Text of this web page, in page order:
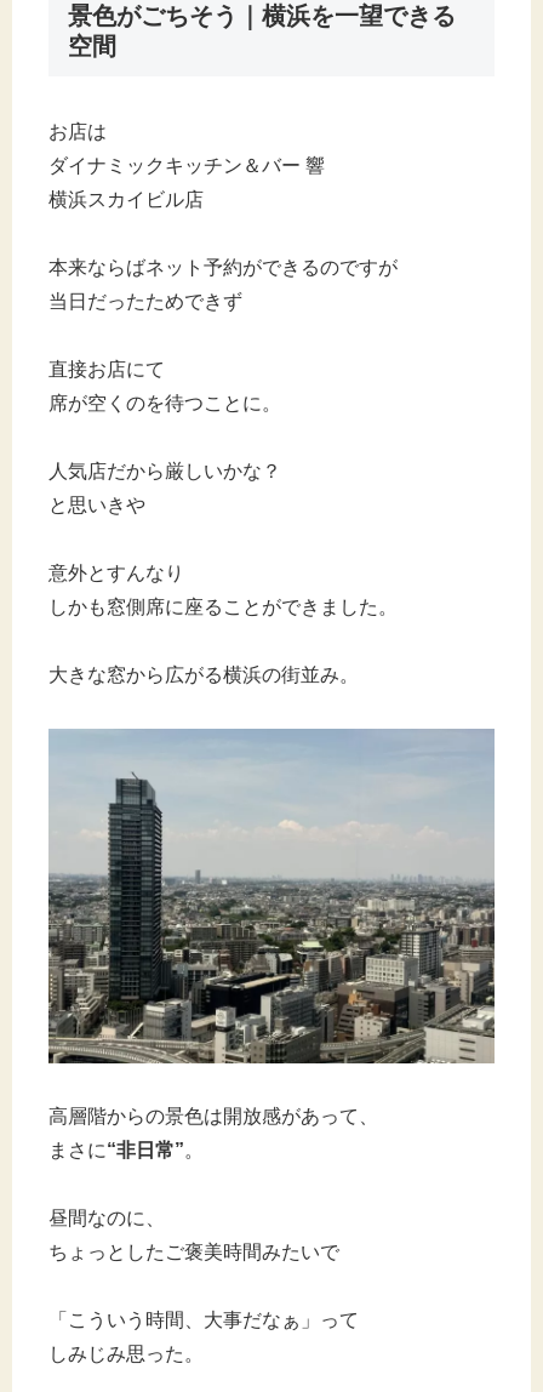
景色がごちそう｜横浜を一望できる
空間
お店は
ダイナミックキッチン＆バー 響
横浜スカイビル店
本来ならばネット予約ができるのですが
当日だったためできず
直接お店にて
席が空くのを待つことに。
人気店だから厳しいかな？
と思いきや
意外とすんなり
しかも窓側席に座ることができました。
大きな窓から広がる横浜の街並み。
高層階からの景色は開放感があって、
まさに“非日常”。
昼間なのに、
ちょっとしたご褒美時間みたいで
「こういう時間、大事だなぁ」って
しみじみ思った。